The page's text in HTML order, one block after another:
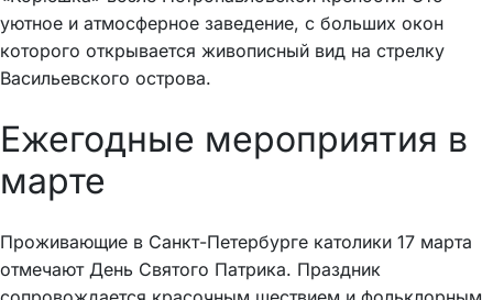
уютное и атмосферное заведение, с больших окон
которого открывается живописный вид на стрелку
Васильевского острова.
Ежегодные мероприятия в
марте
Проживающие в Санкт-Петербурге католики 17 марта
отмечают День Святого Патрика. Праздник